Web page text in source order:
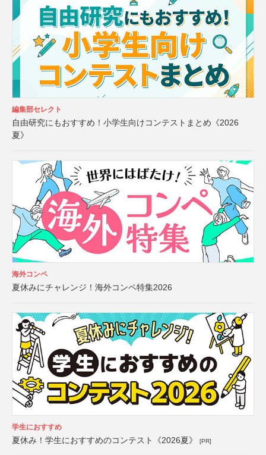
編集部セレクト
自由研究にもおすすめ！小学生向けコンテストまとめ《2026
夏》
海外コンペ
夏休みにチャレンジ！海外コンペ特集2026
学生におすすめ
夏休み！学生におすすめのコンテスト《2026夏》 [PR]